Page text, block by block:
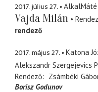
2017. július 27. AlkalMáté
Vajda Milán
rendező
2017. május 27.
Katona
Alekszandr Szergejevics
Rendező
Zsámbéki
Borisz Godunov